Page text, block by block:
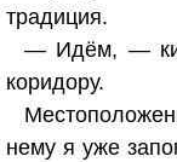
традиция.
— Идём, —
коридору.
нему я уже